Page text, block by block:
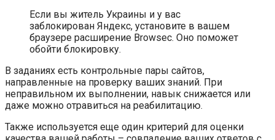
Если вы житель Украины и у вас
заблокирован Яндекс, установите в вашем
браузере расширение Browsec. Оно поможет
обойти блокировку.
В заданиях есть контрольные пары сайтов,
направленные на проверку ваших знаний. При
неправильном их выполнении, навык снижается или
даже можно отравиться на реабилитацию.
Также используется еще один критерий для оценки